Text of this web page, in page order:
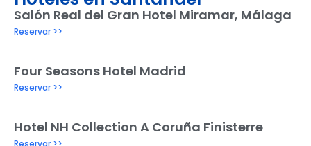
Salón Real del Gran Hotel Miramar, Málaga
Reservar >>
Four Seasons Hotel Madrid
Reservar >>
Hotel NH Collection A Coruña Finisterre
Reservar >>